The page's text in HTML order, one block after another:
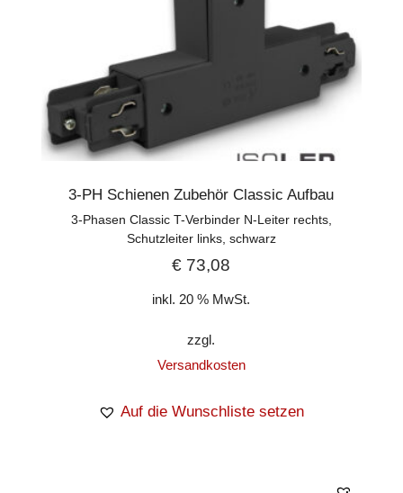
3-PH Schienen Zubehör Classic Aufbau
3-Phasen Classic T-Verbinder N-Leiter rechts,
Schutzleiter links, schwarz
€ 73,08
inkl. 20 % MwSt.
zzgl.
Versandkosten
Auf die Wunschliste setzen